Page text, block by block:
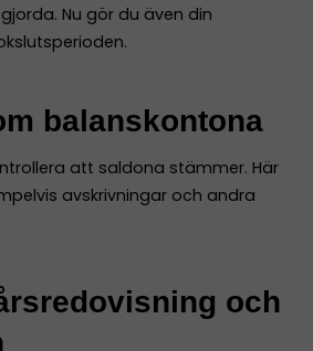
Nu gör du även din
balanskontona
att saldona stämmer. Här
avskrivningar och andra
och